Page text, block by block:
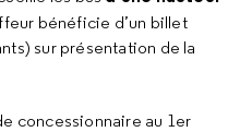
bénéficie d’un billet
sur présentation de la
concessionnaire au 1er